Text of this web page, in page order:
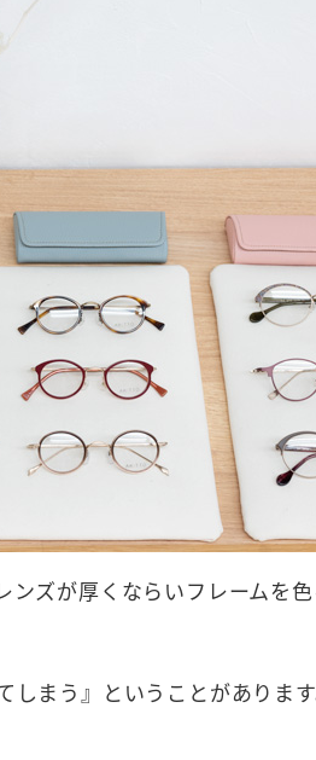
ズが厚くならいフレームを
まう』ということがありま